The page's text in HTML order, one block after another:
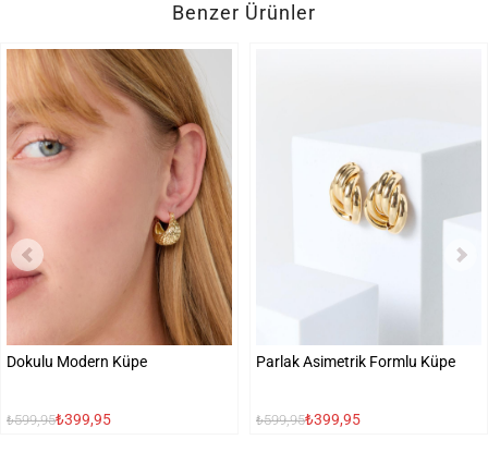
Benzer Ürünler
Dokulu Modern Küpe
₺599,95₺399,95
Parlak Asimetrik Formlu Küpe
₺599,95₺399,95